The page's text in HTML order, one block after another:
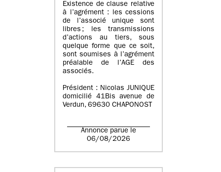
Existence de clause relative
à l’agrément : les cessions
de l’associé unique sont
libres ; les transmissions
d’actions au tiers, sous
quelque forme que ce soit,
sont soumises à l’agrément
préalable de l’AGE des
associés.
Président : Nicolas JUNIQUE
domicilié 41Bis avenue de
Verdun, 69630 CHAPONOST
Annonce parue le
06/08/2026